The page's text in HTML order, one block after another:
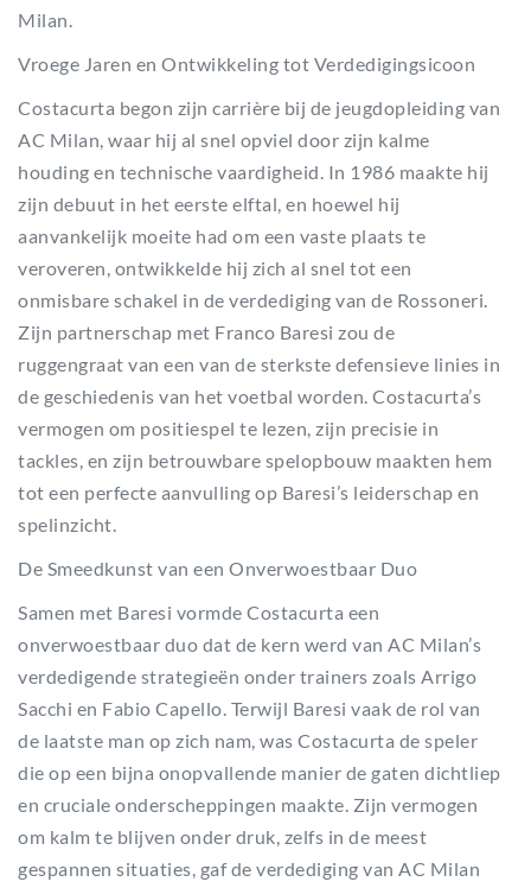
Milan.
Vroege Jaren en Ontwikkeling tot Verdedigingsicoon
Costacurta begon zijn carrière bij de jeugdopleiding van
AC Milan, waar hij al snel opviel door zijn kalme
houding en technische vaardigheid. In 1986 maakte hij
zijn debuut in het eerste elftal, en hoewel hij
aanvankelijk moeite had om een vaste plaats te
veroveren, ontwikkelde hij zich al snel tot een
onmisbare schakel in de verdediging van de Rossoneri.
Zijn partnerschap met Franco Baresi zou de
ruggengraat van een van de sterkste defensieve linies in
de geschiedenis van het voetbal worden. Costacurta’s
vermogen om positiespel te lezen, zijn precisie in
tackles, en zijn betrouwbare spelopbouw maakten hem
tot een perfecte aanvulling op Baresi’s leiderschap en
spelinzicht.
De Smeedkunst van een Onverwoestbaar Duo
Samen met Baresi vormde Costacurta een
onverwoestbaar duo dat de kern werd van AC Milan’s
verdedigende strategieën onder trainers zoals Arrigo
Sacchi en Fabio Capello. Terwijl Baresi vaak de rol van
de laatste man op zich nam, was Costacurta de speler
die op een bijna onopvallende manier de gaten dichtliep
en cruciale onderscheppingen maakte. Zijn vermogen
om kalm te blijven onder druk, zelfs in de meest
gespannen situaties, gaf de verdediging van AC Milan